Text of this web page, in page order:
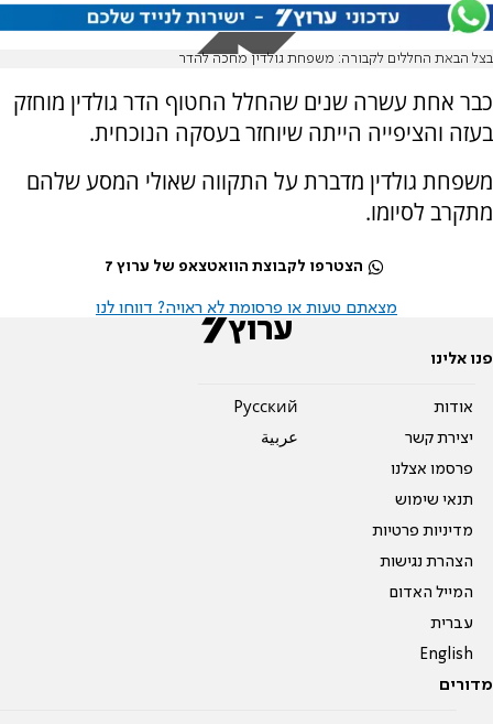
בצל הבאת החללים לקבורה: משפחת גולדין מחכה להדר
כבר אחת עשרה שנים שהחלל החטוף הדר גולדין מוחזק
בעזה והציפייה הייתה שיוחזר בעסקה הנוכחית.
משפחת גולדין מדברת על התקווה שאולי המסע שלהם
מתקרב לסיומו.
הצטרפו לקבוצת הוואטצאפ של ערוץ 7
מצאתם טעות או פרסומת לא ראויה? דווחו לנו
פנו אלינו
אודות
יצירת קשר
פרסמו אצלנו
תנאי שימוש
מדיניות פרטיות
הצהרת נגישות
המייל האדום
עברית
English
Pусский
عربية
מדורים